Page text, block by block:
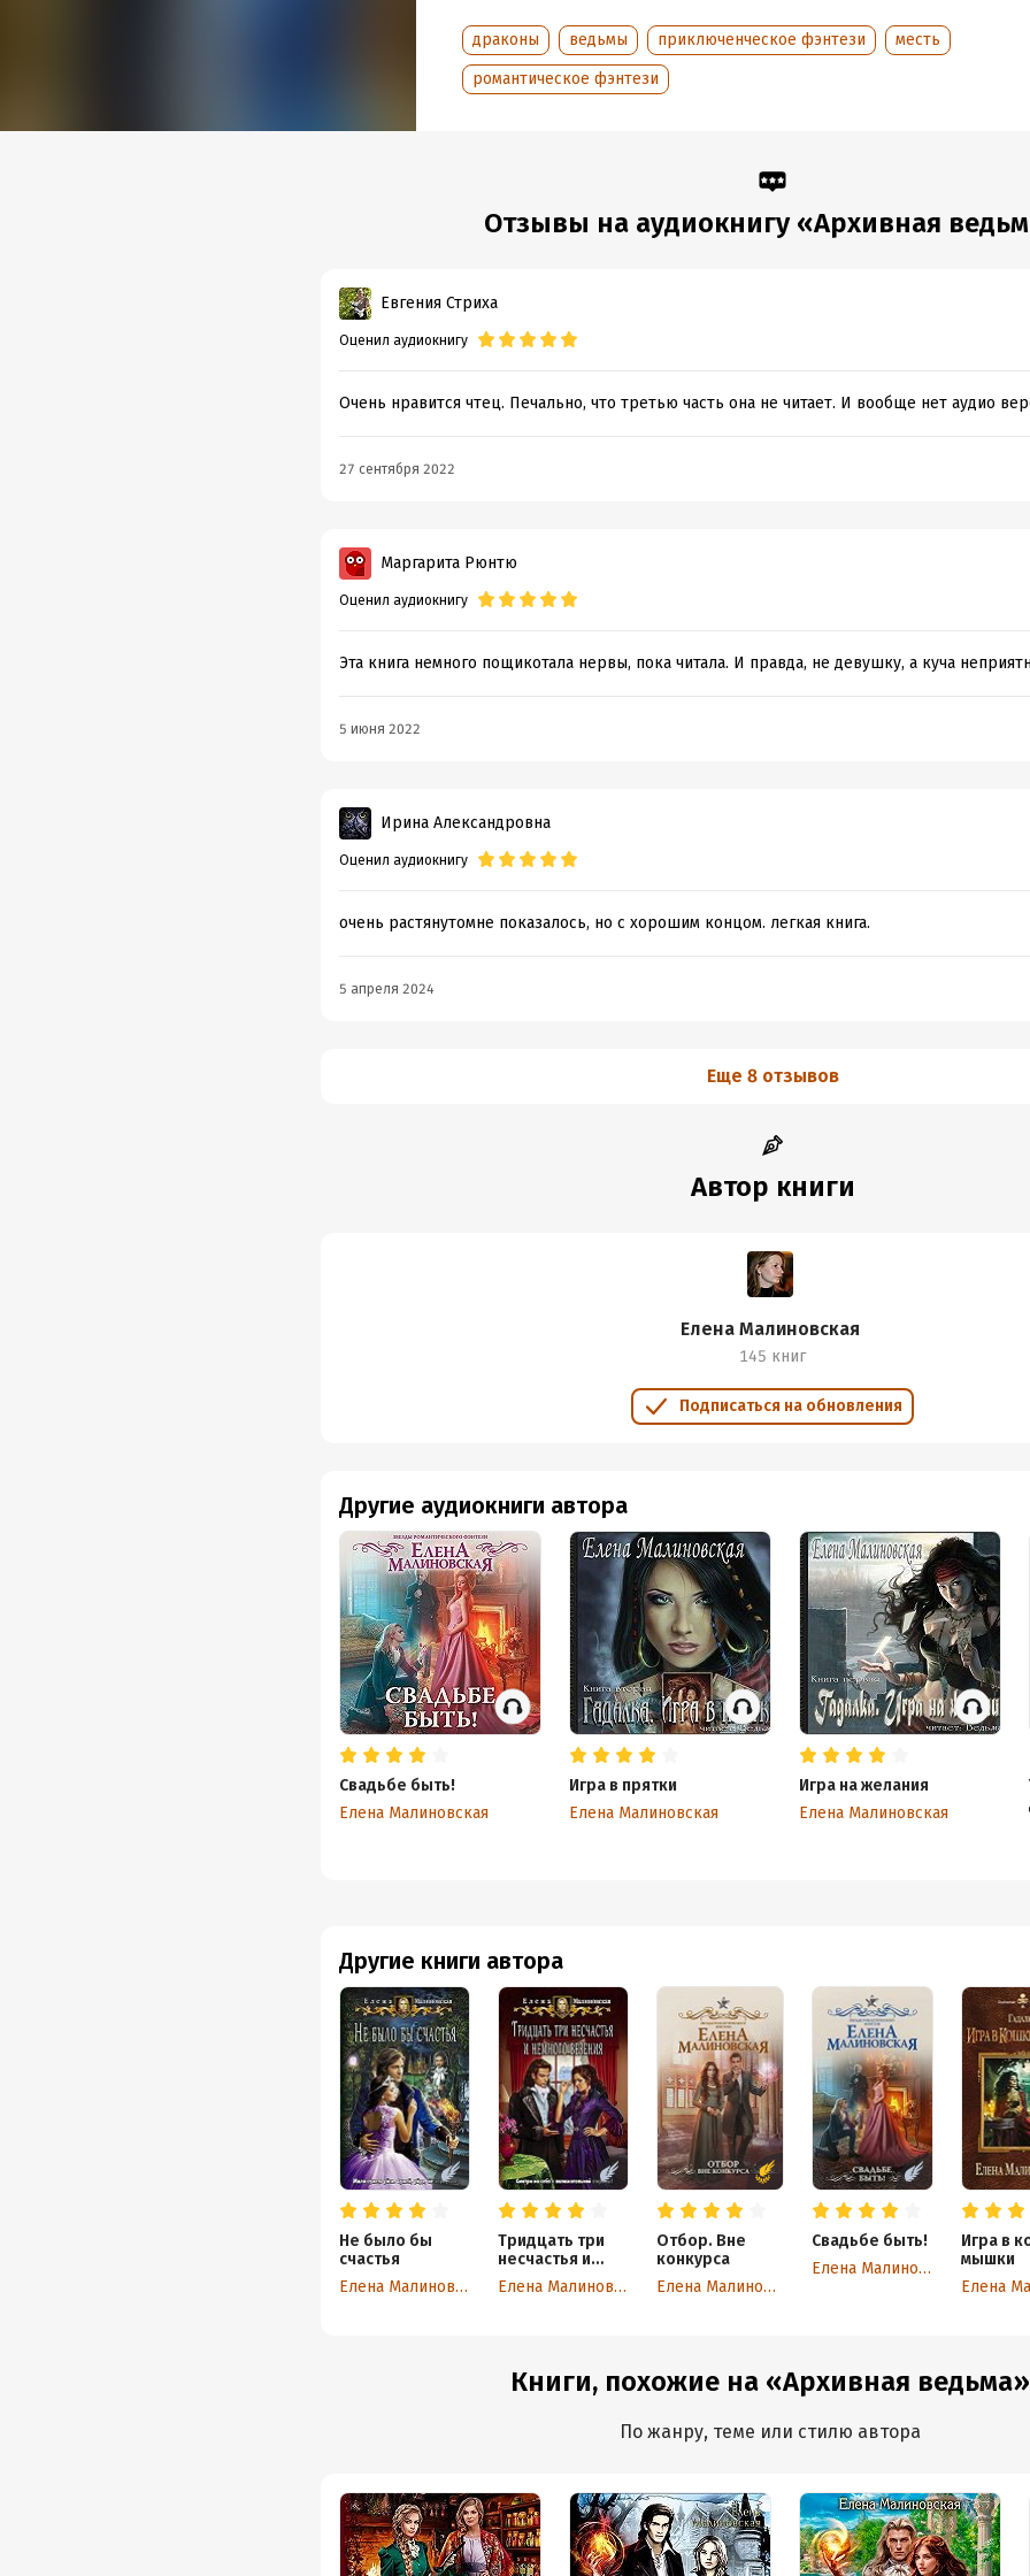
драконы ведьмы приключенческое фэнтези
месть
романтическое фэнтези
Отзывы на аудиокнигу «Архивная
Евгения Стриха
Оценил аудиокнигу
Очень нравится чтец. Печально, что третью часть она не читает. И вообще нет аудио
27 сентября 2022
Маргарита Рюнтю
Оценил аудиокнигу
Эта книга немного пощикотала нервы, пока читала. И правда, не девушку, а куча
5 июня 2022
Ирина Александровна
Оценил аудиокнигу
очень растянутомне показалось, но с хорошим концом. легкая книга.
5 апреля 2024
Еще 8 отзывов
Автор книги
Елена Малиновская
145 книг
Подписаться на обновления
Другие книги автора
Не было бы
счастья
Елена Малиновская
Тридцать три
несчастья и
немного
везения
Елена Малиновская
Отбор. Вне
конкурса
Елена Малиновская
Свадьбе быть!
Елена Малиновская
Игра в
мышки
Другие аудиокниги автора
Свадьбе быть!
Елена Малиновская
Игра в прятки
Елена Малиновская
Игра на желания
Елена Малиновская
Книги, похожие на «Архивная ведьма»
По жанру, теме или стилю автора